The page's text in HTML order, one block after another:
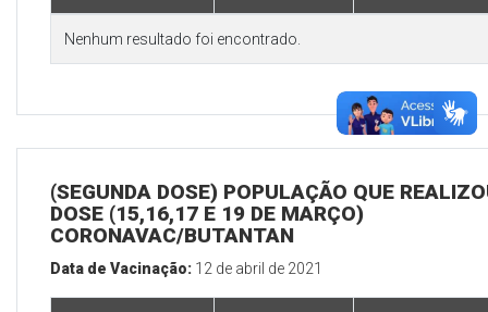
Nenhum resultado foi encontrado.
(SEGUNDA DOSE) POPULAÇÃO QUE
DOSE (15,16,17 E 19 DE MARÇO)
CORONAVAC/BUTANTAN
Data de Vacinação: 12 de abril de 2021